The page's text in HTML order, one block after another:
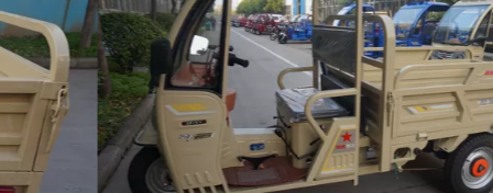
PLAN
DU
SITE